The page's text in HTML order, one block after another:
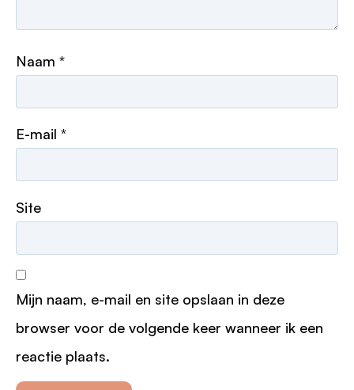
Naam *
E-mail *
Site
Mijn naam, e-mail en site opslaan in deze
browser voor de volgende keer wanneer ik een
reactie plaats.